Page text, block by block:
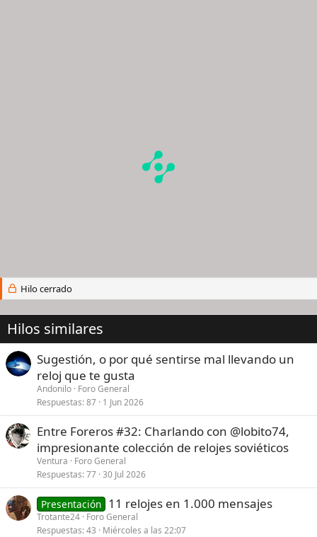
Hilo cerrado
Hilos similares
Sugestión, o por qué sentirse mal llevando un
reloj que te gusta
Andonilo Foro General
Respuestas 87 1 Jun 2026
Entre Foreros #32: Charlando con @lobito74,
impresionante colección de relojes soviéticos
Ventura
Foro General
Respuestas 77 30 Jul 2026
Presentación 11 relojes en 1.000 mensajes
Trotante24 Foro General
Respuestas 43 Miércoles a las 22:07